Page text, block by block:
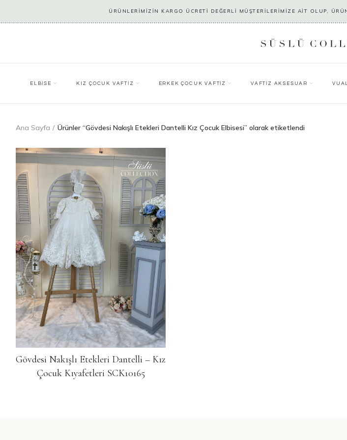
ÜRÜNLERİMİZİN KARGO ÜCRETİ DEĞERLİ MÜŞTERİLERİMİZE AİT OLUP,
ELBİSE KIZ ÇOCUK VAFTİZ ERKEK ÇOCUK VAFTİZ VAFTİZ AKSESUAR
Ana Sayfa Ürünler “Gövdesi Nakışlı Etekleri Dantelli Kız Çocuk Elbisesi” olarak etiketlendi
Gövdesi Nakışlı Etekleri Dantelli – Kız
Çocuk Kıyafetleri SCK10165